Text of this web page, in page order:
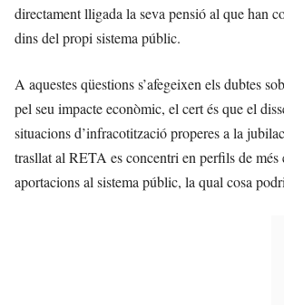
directament lligada la seva pensió al que han
dins del propi sistema públic.
A aquestes qüestions s’afegeixen els dubtes
pel seu impacte econòmic, el cert és que el
situacions d’infracotització properes a la
trasllat al RETA es concentri en perfils de
aportacions al sistema públic, la qual cosa